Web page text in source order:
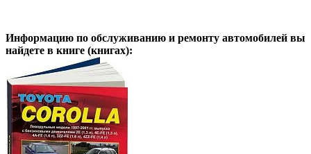
Информацию по обслуживанию и ремонту автомобилей вы
найдете в книге (книгах):